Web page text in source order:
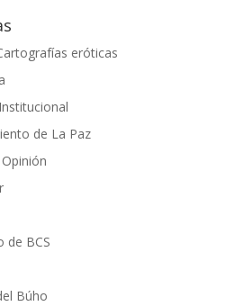
eróticas
de La Paz
de BCS
Búho